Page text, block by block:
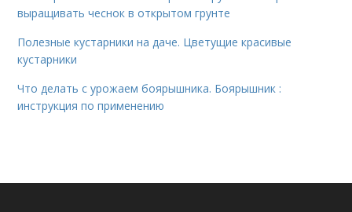
выращивать чеснок в открытом грунте
Полезные кустарники на даче. Цветущие красивые
кустарники
Что делать с урожаем боярышника. Боярышник :
инструкция по применению